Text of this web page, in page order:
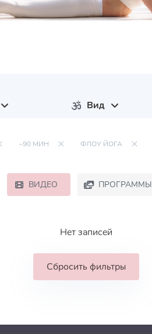
Вид
~90 МИН ФЛОУ ЙОГА
ВИДЕО ПРОГРАММЫ
Нет записей
Сбросить фильтры